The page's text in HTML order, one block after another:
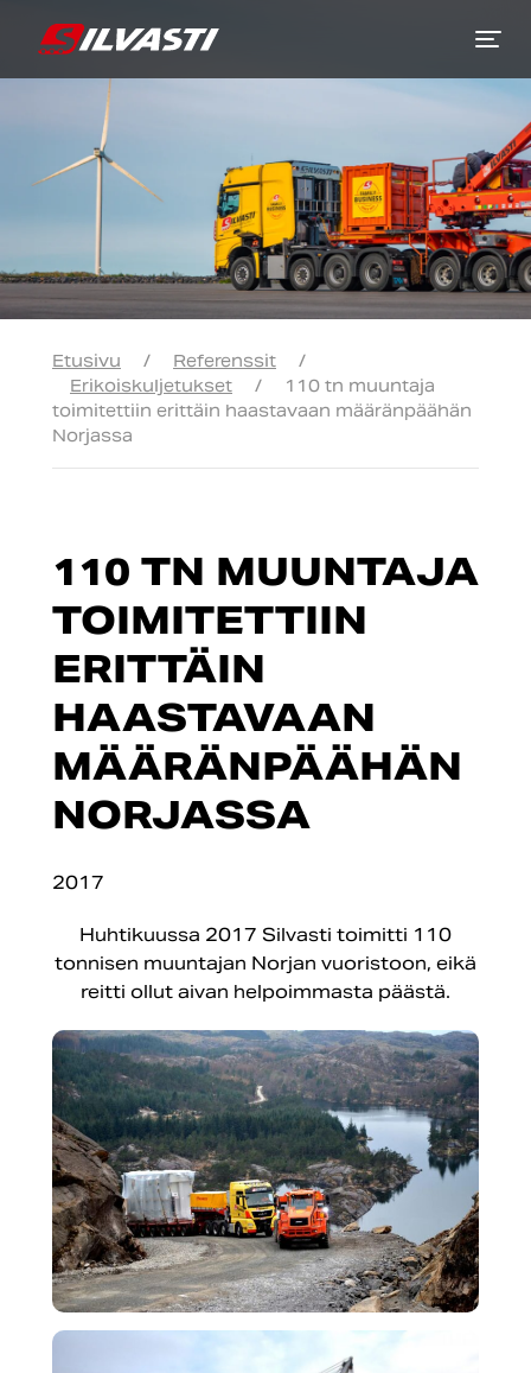
Etusivu / Referenssit
/
Erikoiskuljetukset
/
110 tn muuntaja
toimitettiin erittäin haastavaan määränpäähän
Norjassa
110 TN MUUNTAJA
TOIMITETTIIN
ERITTÄIN
HAASTAVAAN
MÄÄRÄNPÄÄHÄN
NORJASSA
2017
Huhtikuussa 2017 Silvasti toimitti 110
tonnisen muuntajan Norjan vuoristoon, eikä
reitti ollut aivan helpoimmasta päästä.